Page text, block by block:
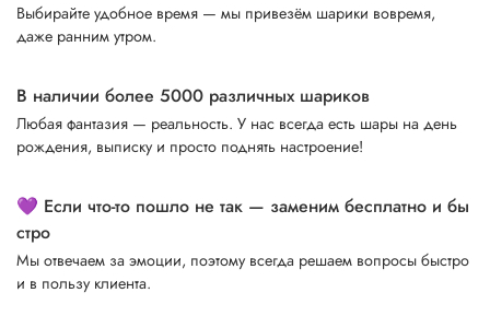
Выбирайте удобное время — мы привезём шарики вовремя,
даже ранним утром.
В наличии более 5000 различных шариков
Любая фантазия — реальность. У нас всегда есть шары на день
рождения, выписку и просто поднять настроение!
💜 Если что-то пошло не так — заменим бесплатно и бы
стро
Мы отвечаем за эмоции, поэтому всегда решаем вопросы быстро
и в пользу клиента.